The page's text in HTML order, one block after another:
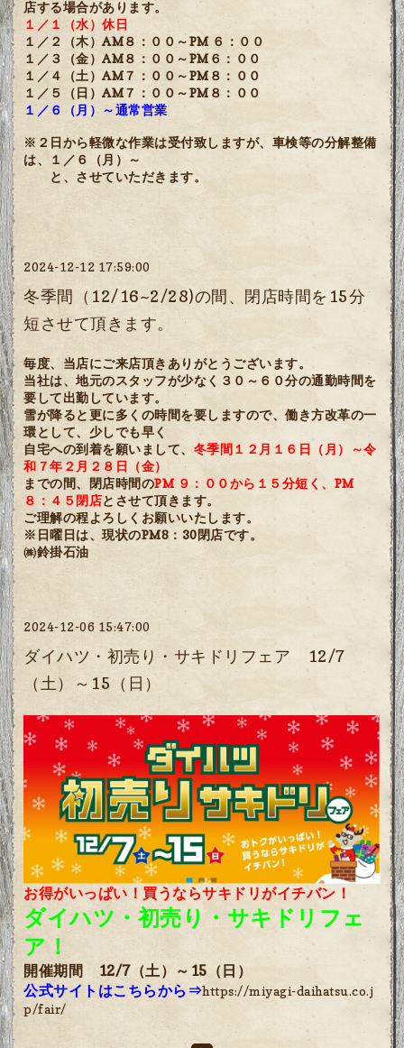
店する場合があります。
１／１（水）休日
１／２（木）AM８：００～PM ６：００
１／３（金）AM８：００～PM６：００
１／４（土）AM７：００～PM８：００
１／５（日）AM７：００～PM８：００
１／６（月）～通常営業
※２日から軽微な作業は受付致しますが、車検等の分解整備
は、１／６（月）～
と、させていただきます。
2024-12-12 17:59:00
冬季間（12/16~2/28)の間、閉店時間を15分
短させて頂きます。
毎度、当店にご来店頂きありがとうございます。
当社は、地元のスタッフが少なく３０～６０分の通勤時間を
要して出勤しています。
雪が降ると更に多くの時間を要しますので、働き方改革の一
環として、少しでも早く
自宅への到着を願いまして、 冬季間１２月１６日（月）～令
和７年２月２８日（金）
までの間、閉店時間のPM ９：００から１５分短く、PM
８：４５閉店とさせて頂きます。
ご理解の程よろしくお願いいたします。
※日曜日は、現状のPM8：30閉店です。
㈱鈴掛石油
2024-12-06 15:47:00
ダイハツ・初売り・サキドリフェア 12/7
（土）～15（日）
お得がいっぱい！買うならサキドリがイチバン！
ダイハツ・初売り・サキドリフェ
ア！
開催期間 12/7（土）～15（日）
公式サイトはこちらから⇒https://miyagi-daihatsu.co.j
p/fair/